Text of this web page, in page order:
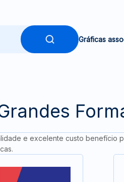
Gráficas
e excelente custo benefício